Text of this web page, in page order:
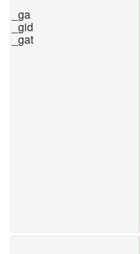
_ga
_gid
_gat